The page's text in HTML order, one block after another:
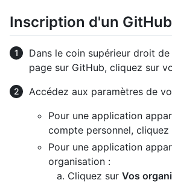
Inscription d'un
Dans le coin supérieur droit de
page sur GitHub, cliquez sur
Accédez aux paramètres de
Pour une application
compte personnel, cliquez
Pour une application
organisation :
Cliquez sur Vos